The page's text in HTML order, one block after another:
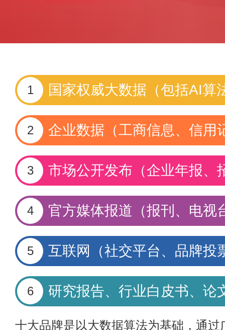
1 国家权威大数据（包括AI算
2 企业数据（工商信息、信用
3 市场公开发布（企业年报、
4 官方媒体报道（报刊、电视
5 互联网（社交平台、品牌投
6 研究报告、行业白皮书、论
十大品牌是以大数据算法为基础，通